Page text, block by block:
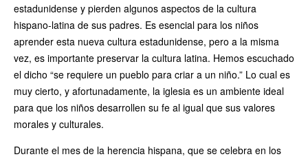
estadunidense y pierden algunos aspectos de la cultura
hispano-latina de sus padres. Es esencial para los niños
aprender esta nueva cultura estadunidense, pero a la misma
vez, es importante preservar la cultura latina. Hemos escuchado
el dicho “se requiere un pueblo para criar a un niño.” Lo cual es
muy cierto, y afortunadamente, la iglesia es un ambiente ideal
para que los niños desarrollen su fe al igual que sus valores
morales y culturales.
Durante el mes de la herencia hispana, que se celebra en los